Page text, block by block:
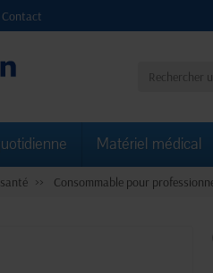
Contact
Matériel médical
Consommable pour